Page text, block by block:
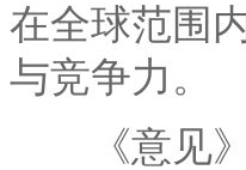
在全球范围
与竞争力。
《意见》